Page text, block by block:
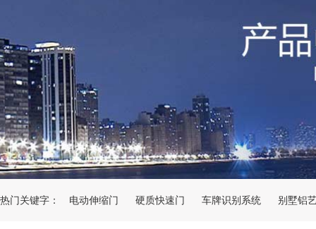
热门关键字： 电动伸缩门 硬质快速门 车牌识别系统 别墅铝